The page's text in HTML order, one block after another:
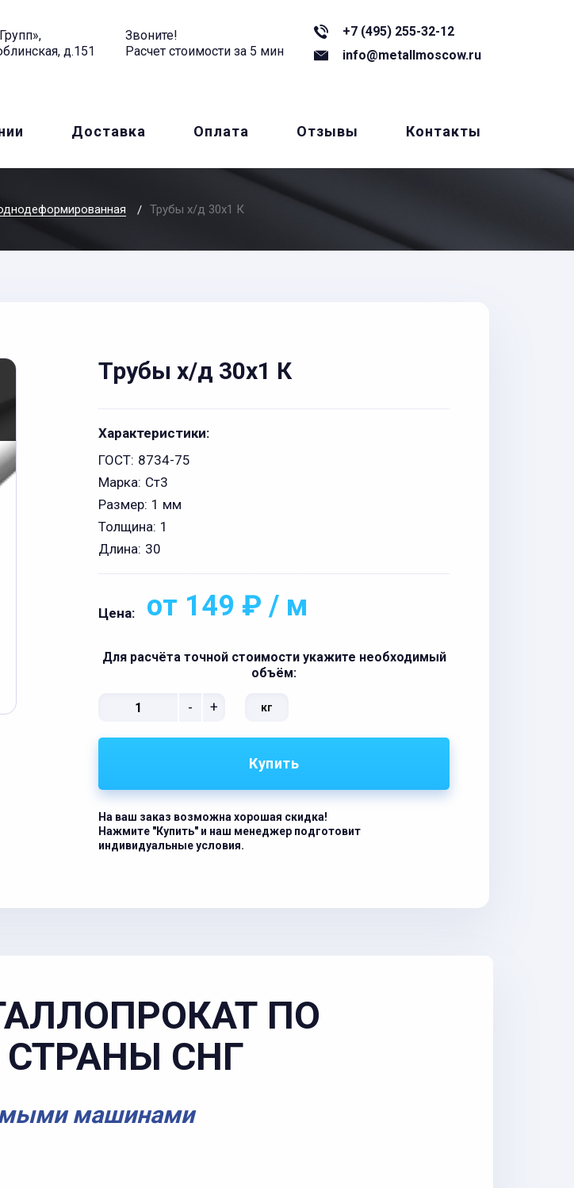
д.151
Звоните!
Расчет стоимости за 5 мин
+7 (495) 255-32-12
info@metallmoscow.ru
Доставка Оплата Отзывы Контакты
Трубы х/д 30x1 К
Трубы х/д 30x1 К
Характеристики:
ГОСТ: 8734-75
Марка: Ст3
Размер: 1 мм
Толщина: 1
Длина: 30
Цена: от 149 ₽ / м
Для расчёта точной стоимости укажите необходимый
объём:
- + кг
Купить
На ваш заказ возможна хорошая скидка!
Нажмите "Купить" и наш менеджер подготовит
индивидуальные условия.
ПО
СНГ
машинами